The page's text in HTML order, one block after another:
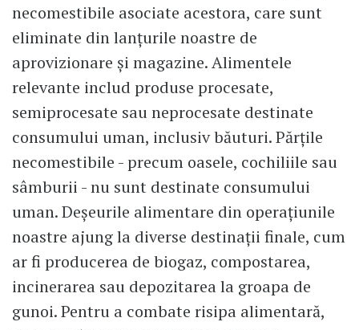
necomestibile asociate acestora, care sunt
eliminate din lanțurile noastre de
aprovizionare și magazine. Alimentele
relevante includ produse procesate,
semiprocesate sau neprocesate destinate
consumului uman, inclusiv băuturi. Părțile
necomestibile - precum oasele, cochiliile sau
sâmburii - nu sunt destinate consumului
uman. Deșeurile alimentare din operațiunile
noastre ajung la diverse destinații finale, cum
ar fi producerea de biogaz, compostarea,
incinerarea sau depozitarea la groapa de
gunoi. Pentru a combate risipa alimentară,